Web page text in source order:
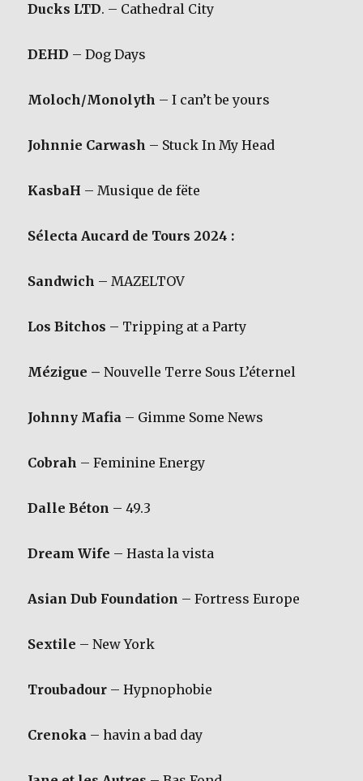
Ducks LTD. – Cathedral City
DEHD – Dog Days
Moloch/Monolyth – I can’t be yours
Johnnie Carwash – Stuck In My Head
KasbaH – Musique de fëte
Sélecta Aucard de Tours 2024 :
Sandwich – MAZELTOV
Los Bitchos – Tripping at a Party
Mézigue –Nouvelle Terre Sous L’éternel
Johnny Mafia – Gimme Some News
Cobrah – Feminine Energy
Dalle Béton – 49.3
Dream Wife – Hasta la vista
Asian Dub Foundation – Fortress Europe
Sextile – New York
Troubadour – Hypnophobie
Crenoka – havin a bad day